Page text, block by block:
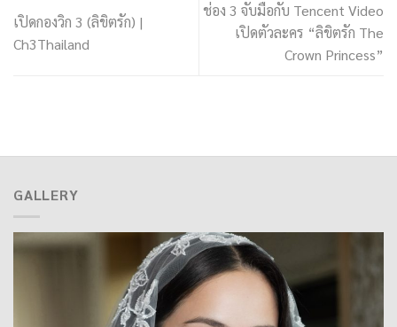
เปิดกองวิก 3 (ลิขิตรัก) |
Ch3Thailand
ช่อง 3 จับมือกับ Tencent Video
เปิดตัวละคร “ลิขิตรัก The
Crown Princess”
GALLERY